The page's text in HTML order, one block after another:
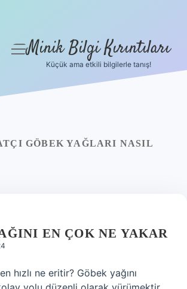
menüyü
Minik Bilgi Kırıntıları
Küçük ama etkili bilgilerle tanış!
GÖBEK YAĞLARI NASIL
EN ÇOK NE YAKAR
hızlı ne eritir? Göbek yağını